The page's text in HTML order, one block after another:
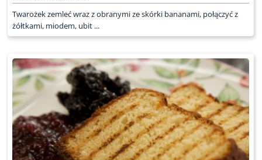
Twarożek zemleć wraz z obranymi ze skórki bananami, połączyć z
żółtkami, miodem, ubit ...